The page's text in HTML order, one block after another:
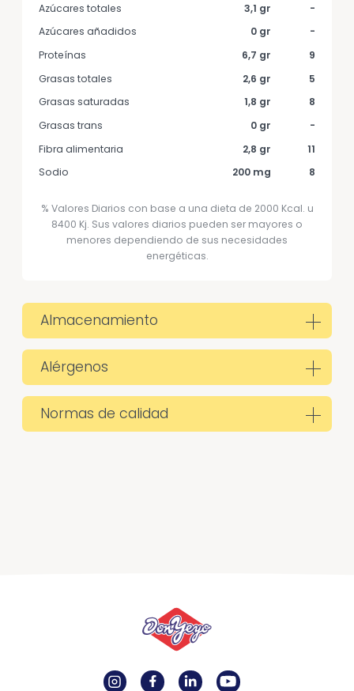
Azúcares totales
-
3,1 gr
Azúcares añadidos
-
0 gr
Proteínas
9
6,7 gr
Grasas totales
5
2,6 gr
Grasas saturadas
8
1,8 gr
Grasas trans
-
0 gr
Fibra alimentaria
11
2,8 gr
Sodio
8
200 mg
% Valores Diarios con base a una dieta de 2000 Kcal. u
8400 Kj. Sus valores diarios pueden ser mayores o
menores dependiendo de sus necesidades
energéticas.
Almacenamiento
Alérgenos
Normas de calidad